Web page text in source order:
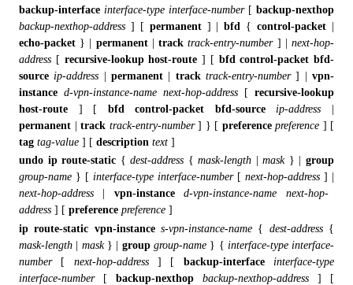
backup-interface interface-type interface-number [ backup-nexthop
backup-nexthop-address ] [ permanent ] | bfd { control-packet |
echo-packet } | permanent | tracktrack-entry-number ] | next-hop-
address [ recursive-lookup host-route ] [ bfd control-packet bfd-
source ip-address | permanent | tracktrack-entry-number] | vpn-
instance d-vpn-instance-name next-hop-address [ recursive-lookup
host-route ] [ bfd control-packet bfd-source ip-address
|
permanent | track track-entry-number ] } [ preference preference ] [
tag tag-value ] [ description text ]
undo ip route-static { dest-address { mask-length mask }
group
group-name } [ interface-type interface-number [ next-hop-address ]
next-hop-address
vpn-instanced-vpn-instance-name
next-hop-
address ] [ preference preference ]
ip route-static vpn-instance s-vpn-instance-name { dest-address {
mask-length
mask } group group-name } { interface-type interface-
number
[ next-hop-address ] [ backup-interface
interface-type
interface-number
[ backup-nexthop backup-nexthop-address ]
[